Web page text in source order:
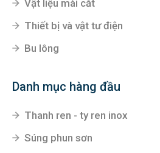
Vật liệu mài cắt
Thiết bị và vật tư điện
Bu lông
Danh mục hàng đầu
Thanh ren - ty ren inox
Súng phun sơn